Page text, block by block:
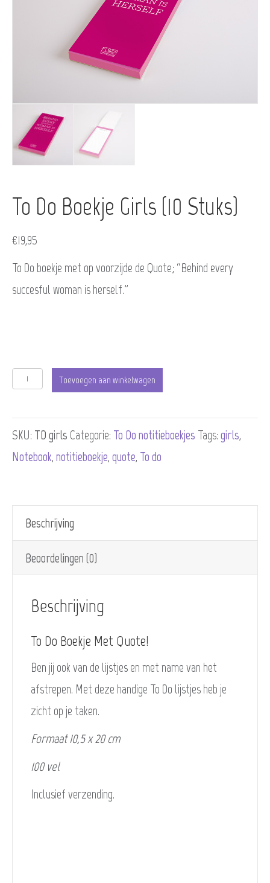
To Do Boekje Girls (10 Stuks)
€19,95
To Do boekje met op voorzijde de Quote; “Behind every
succesful woman is herself.”
boekje
Girls
(10
aantal
Toevoegen aan winkelwagen
SKU: TD_girls Categorie: To Do notitieboekjes Tags: girls,
Notebook, notitieboekje, quote, To do
Beschrijving
Beoordelingen (0)
Beschrijving
To Do Boekje Met Quote!
Ben jij ook van de lijstjes en met name van het
afstrepen. Met deze handige To Do lijstjes heb je
zicht op je taken.
Formaat 10,5 x 20 cm
100 vel
Inclusief verzending.